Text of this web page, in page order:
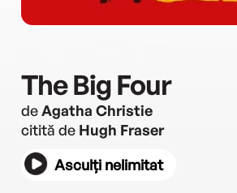
The Big Four
deAgatha Christie
citită de Hugh Fraser
Asculți nelimitat